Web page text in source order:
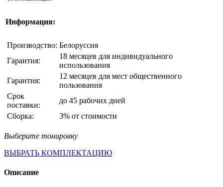
Информация:
Производство: Белоруссия
Гарантия:
18 месяцев для индивидуального
использования
Гарантия:
12 месяцев для мест общественного
пользования
Срок
поставки:
до 45 рабочих дней
Сборка:
3% от стоимости
Выберите тонировку
ВЫБРАТЬ КОМПЛЕКТАЦИЮ
Описание